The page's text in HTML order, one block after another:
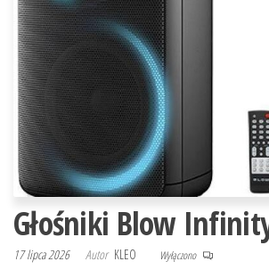
Głośniki Blow
17 lipca 2026 Autor KLEO Wyłączono